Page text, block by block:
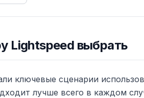
Lightspeed выбрать
ключевые сценарии
лучше всего в каждом